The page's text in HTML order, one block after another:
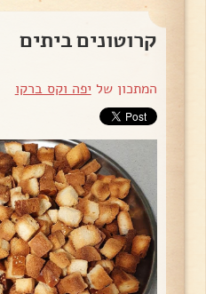
קרוטונים ביתים
המתכון של יפה וקס ברקו